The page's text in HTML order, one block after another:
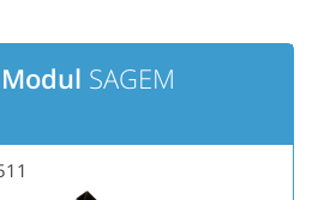
SAGEM